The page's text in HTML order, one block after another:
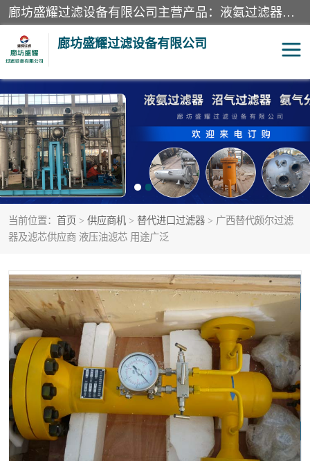
廊坊盛耀过滤设备有限公司主营产品：液氨过滤器、沼气过滤器、氨气分离器、二氧化碳过滤器、过滤器、液氨氨气过滤器、天然气过滤器、管道过滤器、*过滤器、液氨除油除水过滤器、氨气除油除水过滤器、焦炉煤气除焦油过滤器等。
廊坊盛耀过滤设备有限公司
当前位置： 首页 > 供应商机 > 替代进口过滤器 > 广西替代颇尔过滤
器及滤芯供应商 液压油滤芯 用途广泛
二氧化碳过滤器 过滤器
液氨氨气过滤器 沼气过滤器
天然气过滤器 管道过滤器
甲醇过滤器 液氨除油除水过滤器
硝酸尾气分离器 酸雾聚结分离器
高炉煤气过滤器 替代进口过滤器
化工盐酸气聚结器 耐腐蚀除雾器滤芯